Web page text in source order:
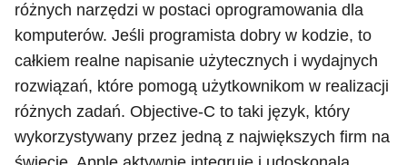
różnych narzędzi w postaci oprogramowania dla
komputerów. Jeśli programista dobry w kodzie, to
całkiem realne napisanie użytecznych i wydajnych
rozwiązań, które pomogą użytkownikom w realizacji
różnych zadań. Objective-C to taki język, który
wykorzystywany przez jedną z największych firm na